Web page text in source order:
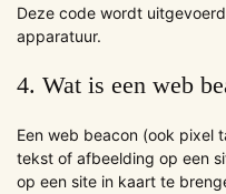
Deze code wordt
apparatuur.
4. Wat is een web
Een web beacon (ook pixel
tekst of afbeelding op een
op een site in kaart te